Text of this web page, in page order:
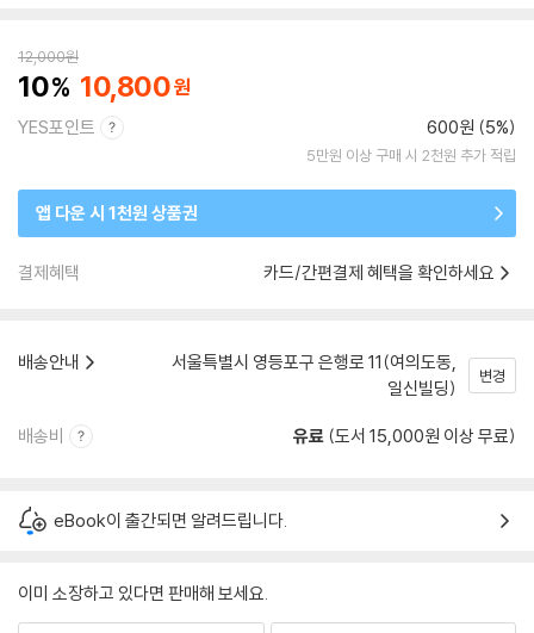
12,000원
10 10,800
YES포인트 600원 (5%)
5만원 이상 구매 시 2천원 추가 적립
앱 다운 시 1천원 상품권
결제혜택 카드/간편결제 혜택을 확인하세요
배송안내
서울특별시 영등포구 은행로 11(여의도동,
일신빌딩)
변경
배송비 유료 (도서 15,000원 이상 무료)
eBook이 출간되면 알려드립니다.
이미 소장하고 있다면 판매해 보세요.